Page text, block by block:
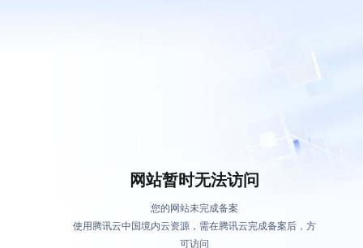
网站暂时无法访问
您的网站未完成备案
使用腾讯云中国境内云资源，需在腾讯云完成备案后，方
可访问